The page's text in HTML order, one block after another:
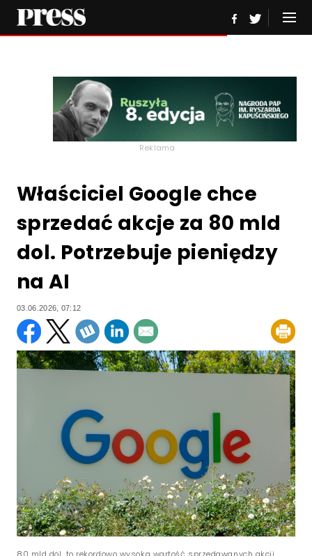
Reklama
Właściciel Google chce
sprzedać akcje za 80 mld
dol. Potrzebuje pieniędzy
na AI
03.06.2026, 07:12